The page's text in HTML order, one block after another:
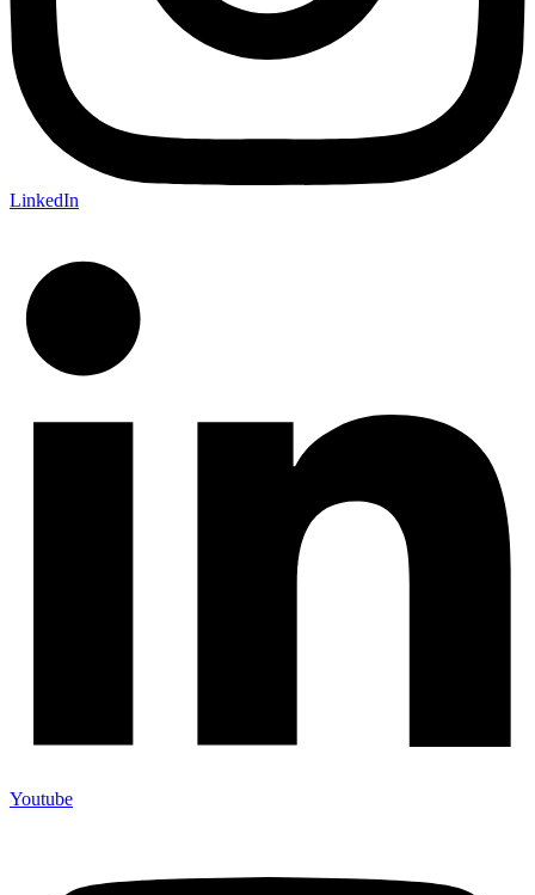
LinkedIn
Youtube